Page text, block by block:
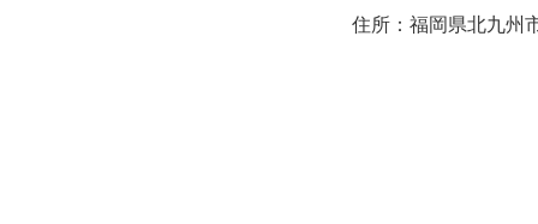
住所：福岡県北九州